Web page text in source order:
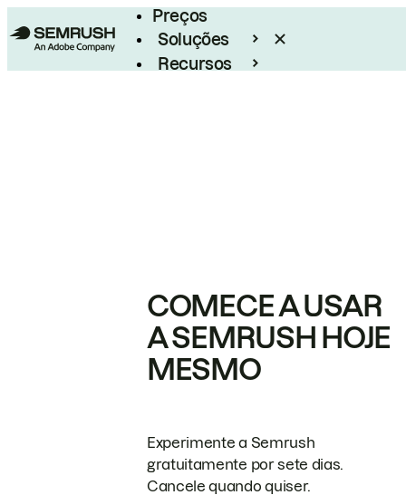
Preços
Soluções
Recursos
COMECE A USAR
A SEMRUSH HOJE
MESMO
Experimente a Semrush
gratuitamente por sete dias.
Cancele quando quiser.